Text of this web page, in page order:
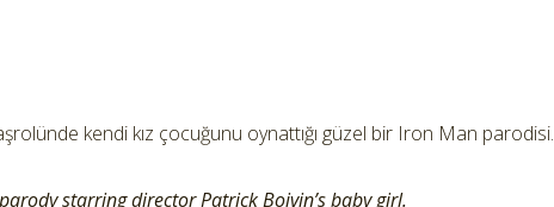
kendi kız çocuğunu oynattığı güzel bir Iron Man parodisi.
starring director Patrick Boivin’s baby girl.